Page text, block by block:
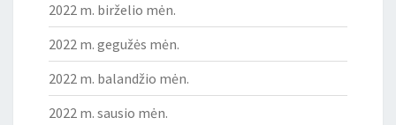
2022 m. birželio mėn.
2022 m. gegužės mėn.
2022 m. balandžio mėn.
2022 m. sausio mėn.